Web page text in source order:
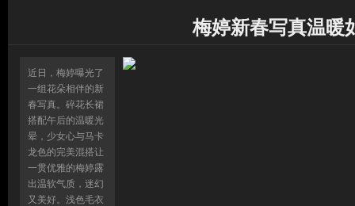
梅婷新春写真温暖
近日，梅婷曝光了
一组花朵相伴的新
春写真。碎花长裙
搭配午后的温暖光
晕，少女心与马卡
龙色的完美混搭让
一贯优雅的梅婷露
出温软气质，迷幻
又美好。浅色毛衣